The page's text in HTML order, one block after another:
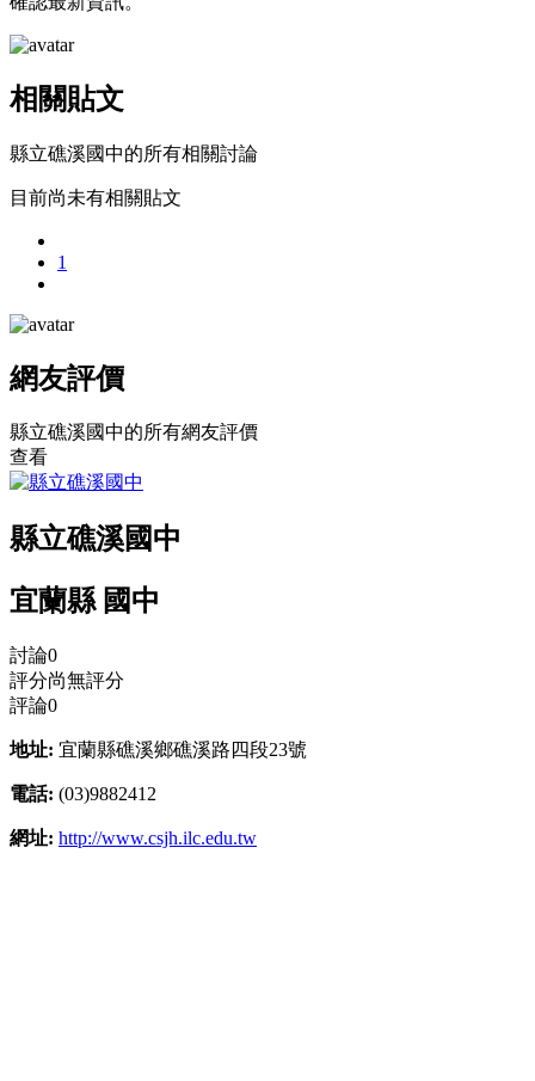
相關貼文
縣立礁溪國中的所有相關討論
目前尚未有相關貼文
1
網友評價
縣立礁溪國中的所有網友評價
查看
縣立礁溪國中
宜蘭縣 國中
討論0
評分尚無評分
評論0
地址: 宜蘭縣礁溪鄉礁溪路四段23號
電話: (03)9882412
網址: http://www.csjh.ilc.edu.tw